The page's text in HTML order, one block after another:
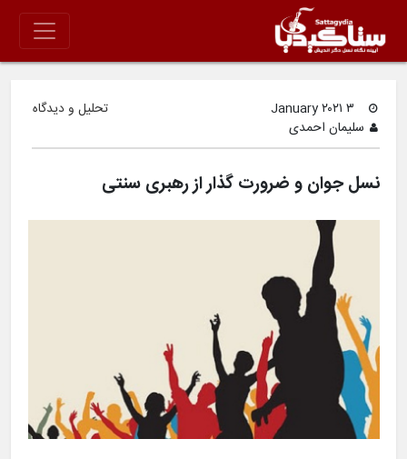
سلیمان احمدی
تحلیل و دیدگاه
نسل جوان و ضرورت گذار از رهبری سنتی